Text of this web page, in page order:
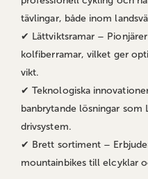
tävlingar, både inom
✔ Lättviktsramar –
kolfiberramar, vilket ger
vikt.
✔ Teknologiska
banbrytande lösningar
drivsystem.
✔ Brett sortiment –
mountainbikes till elcyklar